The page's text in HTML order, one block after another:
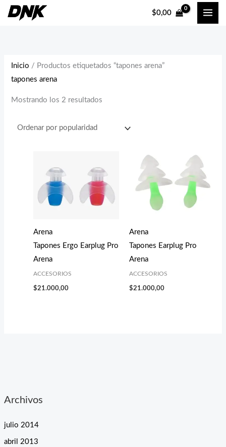
$0,00
Archivos
julio 2014
abril 2013
Inicio / Productos etiquetados “tapones arena”
tapones arena
Mostrando los 2 resultados
Arena
Tapones Ergo Earplug Pro
Arena
ACCESORIOS
$21.000,00
Arena
Tapones Earplug Pro
Arena
ACCESORIOS
$21.000,00